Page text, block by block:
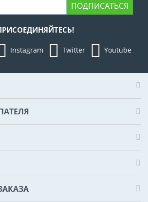
ПОДПИСАТЬСЯ
Instagram Twitter Youtube